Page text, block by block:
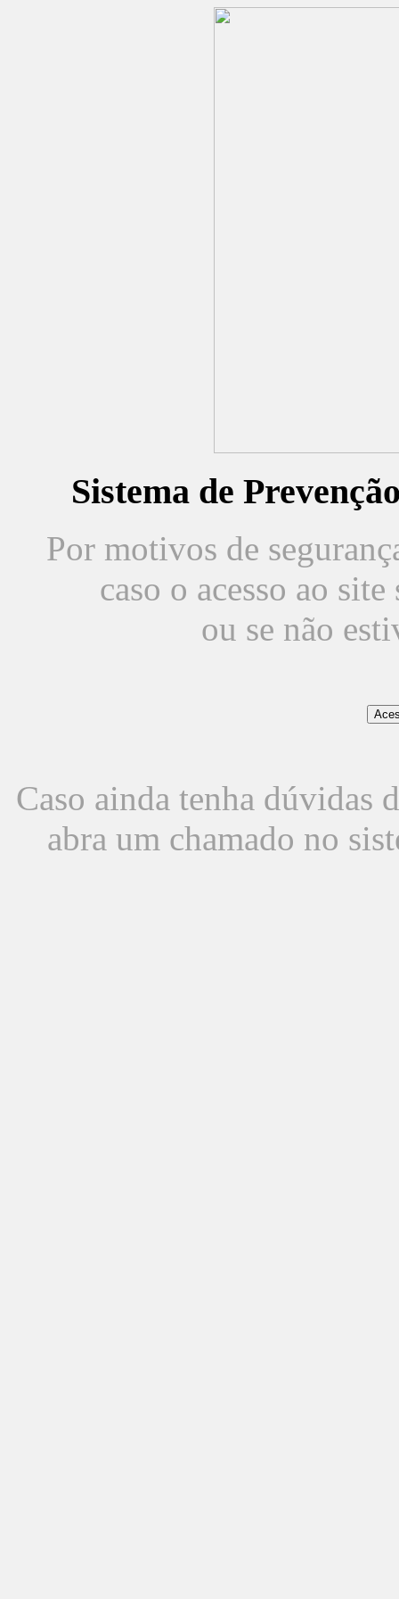
Sistema de
Por motivos de
caso o acesso ao
ou se não
Caso ainda tenha dúvidas
abra um chamado no